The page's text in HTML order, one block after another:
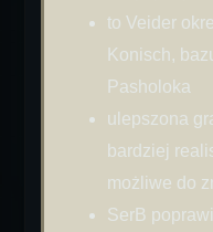
to Veider
Konisch,
Pasholoka
ulepszona
bardziej
możliwe do
SerB